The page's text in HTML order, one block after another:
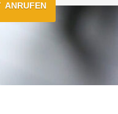
ANRUFEN